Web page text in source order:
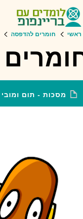
ראשי חומרים להדפסה
מסכות - תום ומובי